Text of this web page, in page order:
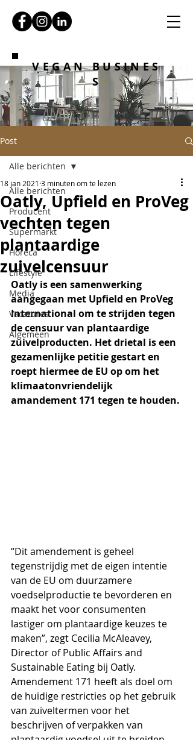
VEGAN BUSINES
S
Post
Alle berichten
Producent
Supermarkt
Horeca
Lifestyle
Media
Vacatures
Algemeen
Alle berichten
Oatly, Upfield en ProVeg
vechten tegen
plantaardige
zuivelcensuur
18 jan 2021 3 minuten om te lezen
Oatly is een samenwerking
aangegaan met Upfield en ProVeg
International om te strijden tegen
de censuur van plantaardige
zuivelproducten. Het drietal is een
gezamenlijke petitie gestart en
roept hiermee de EU op om het
klimaatonvriendelijk
amandement 171 tegen te houden.
“Dit amendement is geheel
tegenstrijdig met de eigen intentie
van de EU om duurzamere
voedselproductie te bevorderen en
maakt het voor consumenten
lastiger om plantaardige keuzes te
maken”, zegt Cecilia McAleavey,
Director of Public Affairs and
Sustainable Eating bij Oatly.
Amendement 171 heeft als doel om
de huidige restricties op het gebruik
van zuiveltermen voor het
beschrijven of verpakken van